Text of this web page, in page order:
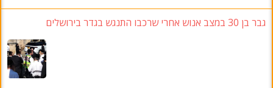
גבר בן 30 במצב אנוש אחרי שרכבו התנגש בגדר בירושלים